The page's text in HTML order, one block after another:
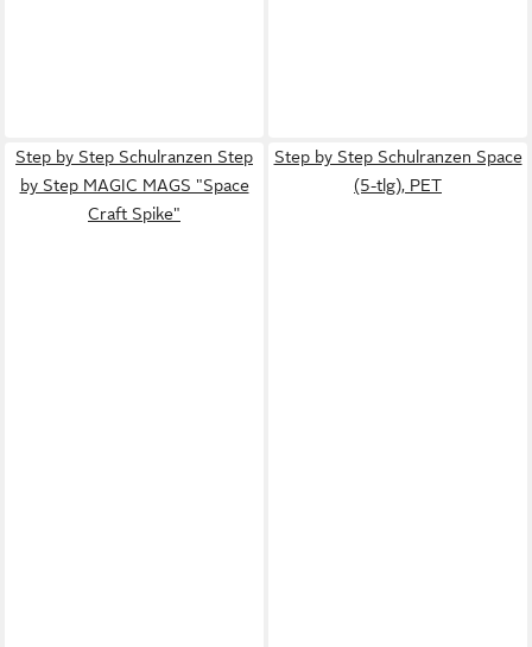
Step by Step Schulranzen Step
by Step MAGIC MAGS "Space
Craft Spike"
Step by Step Schulranzen Space
(5-tlg), PET